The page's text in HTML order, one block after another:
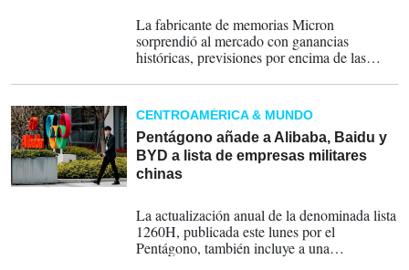
La fabricante de memorias Micron
sorprendió al mercado con ganancias
históricas, previsiones por encima de las
aseguran demanda futura. El fenómeno va
más allá de una empresa: revela cómo la IA
está redefiniendo la industria global de
semiconductores.
CENTROAMÉRICA & MUNDO
Pentágono añade a Alibaba, Baidu y
BYD a lista de empresas militares
chinas
La actualización anual de la denominada lista
1260H, publicada este lunes por el
Pentágono, también incluye a una